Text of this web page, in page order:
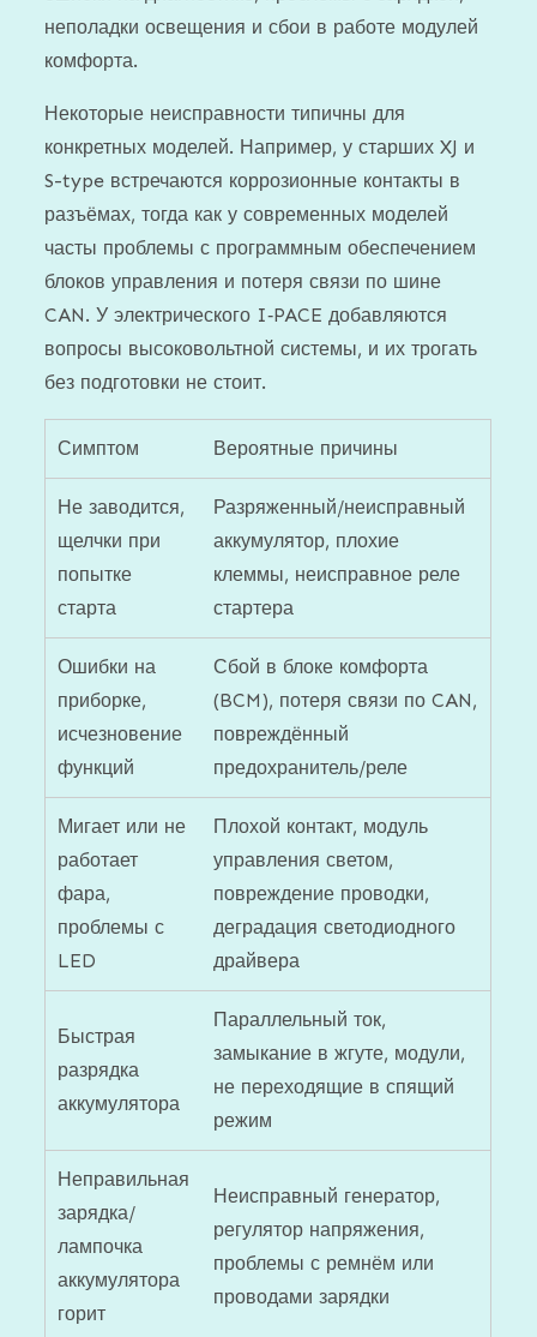
неполадки освещения и сбои в работе модулей
комфорта.
Некоторые неисправности типичны для
конкретных моделей. Например, у старших XJ и
S-type встречаются коррозионные контакты в
разъёмах, тогда как у современных моделей
часты проблемы с программным обеспечением
блоков управления и потеря связи по шине
CAN. У электрического I‑PACE добавляются
вопросы высоковольтной системы, и их трогать
без подготовки не стоит.
Симптом Вероятные причины
Не заводится,
щелчки при
попытке
старта
Разряженный/неисправный
аккумулятор, плохие
клеммы, неисправное реле
стартера
Ошибки на
приборке,
исчезновение
функций
Сбой в блоке комфорта
(BCM), потеря связи по CAN,
повреждённый
предохранитель/реле
Мигает или не
работает
фара,
проблемы с
LED
Плохой контакт, модуль
управления светом,
повреждение проводки,
деградация светодиодного
драйвера
Быстрая
разрядка
аккумулятора
Параллельный ток,
замыкание в жгуте, модули,
не переходящие в спящий
режим
Неправильная
зарядка/
лампочка
аккумулятора
горит
Неисправный генератор,
регулятор напряжения,
проблемы с ремнём или
проводами зарядки